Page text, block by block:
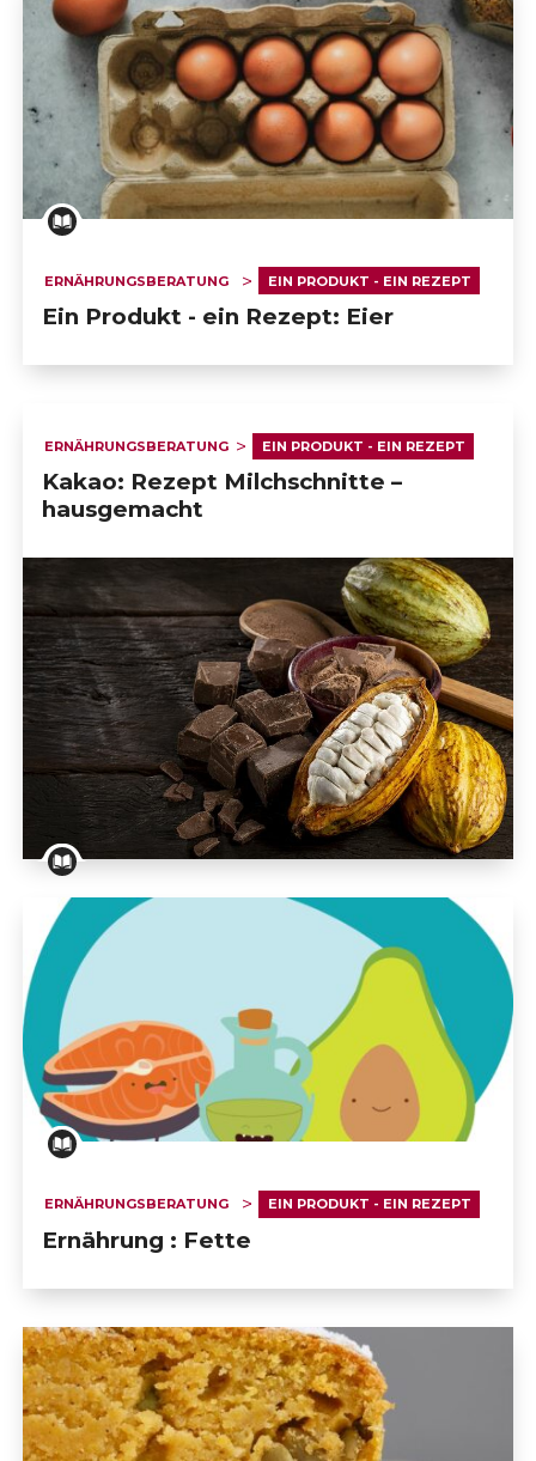
ERNÄHRUNGSBERATUNG EIN PRODUKT - EIN REZEPT
Ein Produkt - ein Rezept: Eier
ERNÄHRUNGSBERATUNG EIN PRODUKT - EIN REZEPT
Kakao: Rezept Milchschnitte –
hausgemacht
Kakao: Rezept Milchschnitte – hausgemacht
ERNÄHRUNGSBERATUNG EIN PRODUKT - EIN REZEPT
Ernährung : Fette